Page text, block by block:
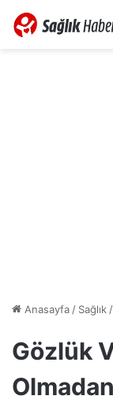
Anasayfa/ Sağlık/
Gözlük